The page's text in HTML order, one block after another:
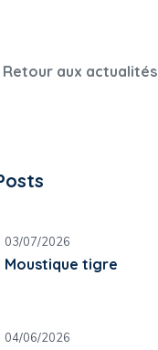
Retour aux actualités
03/07/2026
Moustique tigre
04/06/2026